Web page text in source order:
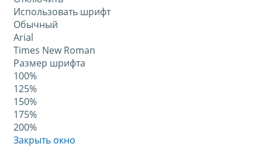
Использовать шрифт
Обычный
Arial
Times New Roman
Размер шрифта
100%
125%
150%
175%
200%
Закрыть окно